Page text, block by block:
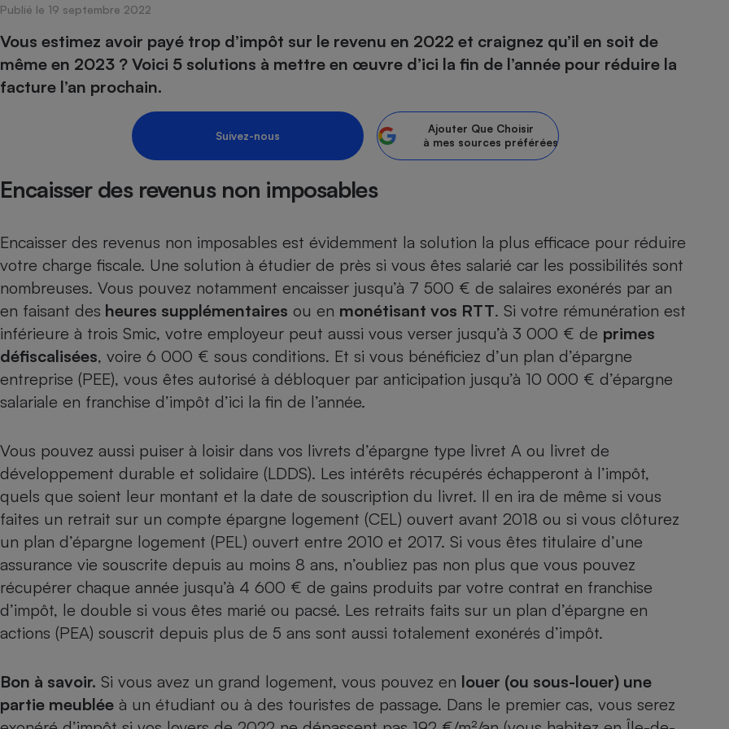
Publié le 19 septembre 2022
Vous estimez avoir payé trop d’impôt sur le revenu en 2022 et craignez qu’il en soit de
même en 2023 ? Voici 5 solutions à mettre en œuvre d’ici la fin de l’année pour réduire la
facture l’an prochain.
Suivez-nous
Ajouter Que Choisir
à mes sources préférées
Encaisser des revenus non imposables
Encaisser des revenus non imposables est évidemment la solution la plus efficace pour réduire
votre charge fiscale. Une solution à étudier de près si vous êtes salarié car les possibilités sont
nombreuses. Vous pouvez notamment encaisser jusqu’à 7 500 € de salaires exonérés par an
en faisant des heures supplémentaires ou en monétisant vos RTT. Si votre rémunération est
inférieure à trois Smic, votre employeur peut aussi vous verser jusqu’à 3 000 € de primes
défiscalisées, voire 6 000 € sous conditions. Et si vous bénéficiez d’un plan d’épargne
entreprise (PEE), vous êtes autorisé à débloquer par anticipation jusqu’à 10 000 € d’épargne
salariale en franchise d’impôt d’ici la fin de l’année.
Vous pouvez aussi puiser à loisir dans vos livrets d’épargne type livret A ou livret de
développement durable et solidaire (LDDS). Les intérêts récupérés échapperont à l’impôt,
quels que soient leur montant et la date de souscription du livret. Il en ira de même si vous
faites un retrait sur un compte épargne logement (CEL) ouvert avant 2018 ou si vous clôturez
un plan d’épargne logement (PEL) ouvert entre 2010 et 2017. Si vous êtes titulaire d’une
assurance vie souscrite depuis au moins 8 ans, n’oubliez pas non plus que vous pouvez
récupérer chaque année jusqu’à 4 600 € de gains produits par votre contrat en franchise
d’impôt, le double si vous êtes marié ou pacsé. Les retraits faits sur un plan d’épargne en
actions (PEA) souscrit depuis plus de 5 ans sont aussi totalement exonérés d’impôt.
Bon à savoir. Si vous avez un grand logement, vous pouvez en louer (ou sous-louer) une
partie meublée à un étudiant ou à des touristes de passage. Dans le premier cas, vous serez
Assurance emprunteur Assurance vie
Banque en ligne
Gros électroménager
Petit électroménager - Ustensile
Lave-linge Lave-vaisselle
Plaque de cuisson à
induction
Four encastrable
Climatiseur -
Ventilateur
Aspirateur
Téléphonie
Téléviseur Ordinateur portable
Matelas
Radiateur électrique Électricité - Gaz
Climatiseur -
Ventilateur
Lessive
Mutuelle Aide auditive
Antimoustique Crème solaire